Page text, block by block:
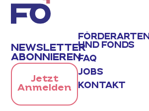
FÖRDERARTEN
UND FONDS
FAQ
JOBS
KONTAKT
NEWSLETTER
ABONNIEREN
Jetzt
Anmelden